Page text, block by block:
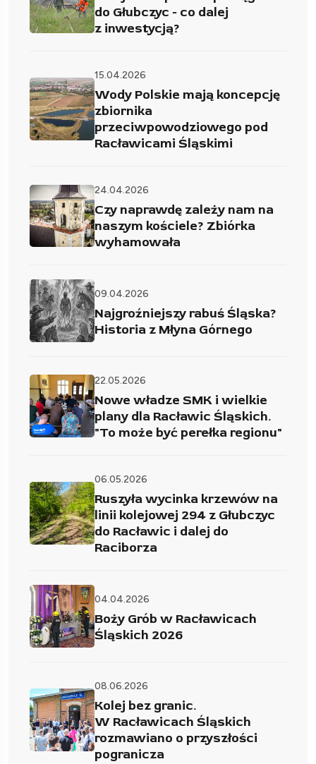
do Głubczyc - co dalej
z inwestycją?
15.04.2026
Wody Polskie mają koncepcję
zbiornika
przeciwpowodziowego pod
Racławicami Śląskimi
24.04.2026
Czy naprawdę zależy nam na
naszym kościele? Zbiórka
wyhamowała
09.04.2026
Najgroźniejszy rabuś Śląska?
Historia z Młyna Górnego
22.05.2026
Nowe władze SMK i wielkie
plany dla Racławic Śląskich.
"To może być perełka regionu"
06.05.2026
Ruszyła wycinka krzewów na
linii kolejowej 294 z Głubczyc
do Racławic i dalej do
Raciborza
04.04.2026
Boży Grób w Racławicach
Śląskich 2026
08.06.2026
Kolej bez granic.
W Racławicach Śląskich
rozmawiano o przyszłości
pogranicza